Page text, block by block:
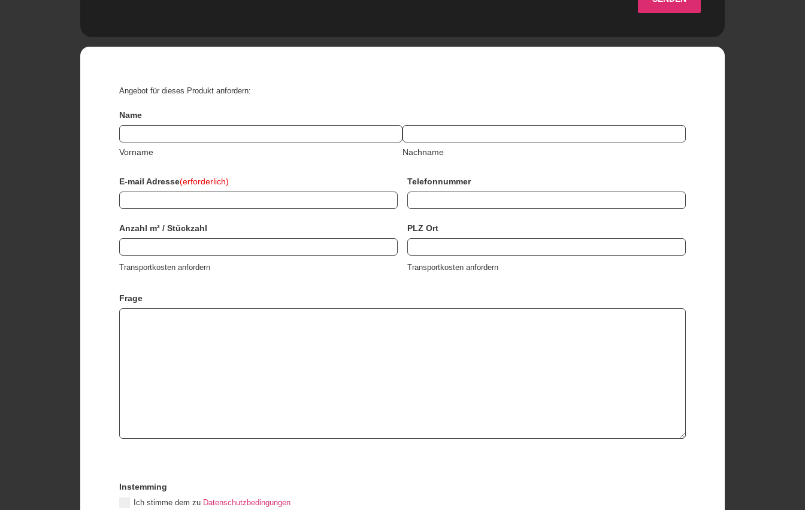
Angebot für dieses Produkt anfordern:
Name
Vorname Nachname
E-mail Adresse(erforderlich) Telefonnummer
Anzahl m² / Stückzahl
Transportkosten anfordern
PLZ Ort
Transportkosten anfordern
Frage
Instemming
Ich stimme dem zu Datenschutzbedingungen